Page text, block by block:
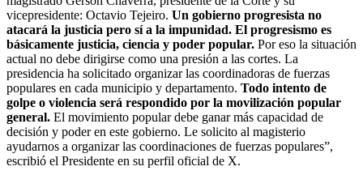
vicepresidente: Octavio Tejeiro. Un gobierno progresista no
atacará la justicia pero sí a la impunidad. El progresismo es
básicamente justicia, ciencia y poder popular. Por eso la situación
actual no debe dirigirse como una presión a las cortes. La
presidencia ha solicitado organizar las coordinadoras de fuerzas
populares en cada municipio y departamento. Todo intento de
golpe o violencia será respondido por la movilización popular
general. El movimiento popular debe ganar más capacidad de
decisión y poder en este gobierno. Le solicito al magisterio
ayudarnos a organizar las coordinaciones de fuerzas populares”,
escribió el Presidente en su perfil oficial de X.